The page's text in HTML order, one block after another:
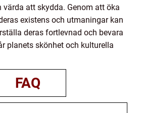
värda att skydda. Genom att öka
existens och utmaningar kan
deras fortlevnad och bevara
planets skönhet och kulturella
FAQ